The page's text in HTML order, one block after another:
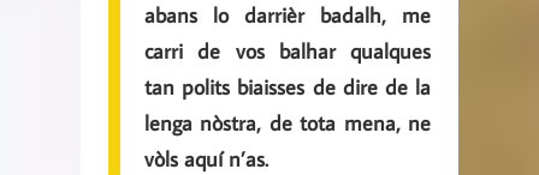
abans lo darrièr badalh, me
carri de vos balhar qualques
tan polits biaisses de dire de la
lenga nòstra, de tota mena, ne
vòls aquí n’as.